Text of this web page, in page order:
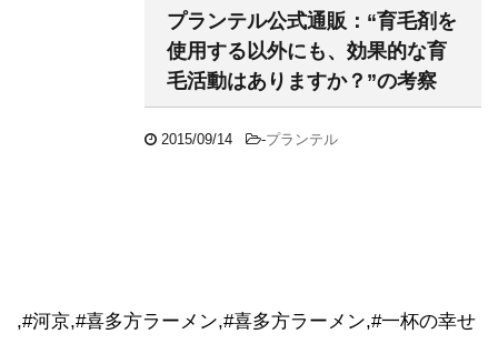
プランテル公式通販：“育毛剤を
使用する以外にも、効果的な育
毛活動はありますか？”の考察
2015/09/14 -プランテル
,#河京,#喜多方ラーメン,#喜多方ラーメン,#一杯の幸せ